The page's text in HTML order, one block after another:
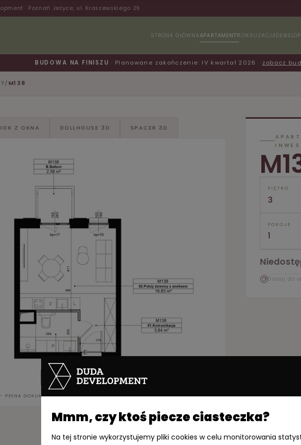
Mmm, czy ktoś piecze ciasteczka?
Na tej stronie wykorzystujemy pliki cookies w celu monitorowania
· Poznań Jeżyce, ul. Kraszewskiego 26
STRONA GŁÓWNAAPARTAMENTYLOKALIZACJA
BUDOWA NA FINISZU · Planowane zakończenie: IV kwartał 2026 zobacz
/ M138
Z OKNA DOLLHOUSE 3D SPACER 3D
PEŁNA DOKUMENTACJA W PDF
PIĘTRO
3
POKOJE
1
Dodaj do